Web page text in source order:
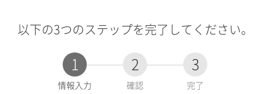
以下の3つのステップを完了してください。
1
現
情報入力
2
確認
3
完了